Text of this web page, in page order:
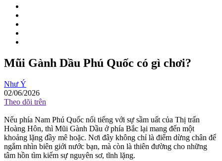
Mũi Gành Dầu Phú Quốc có gì chơi?
Như Ý
02/06/2026
Theo dõi trên
Nếu phía Nam Phú Quốc nổi tiếng với sự sầm uất của Thị trấn
Hoàng Hôn, thì Mũi Gành Dầu ở phía Bắc lại mang đến một
khoảng lặng đầy mê hoặc. Nơi đây không chỉ là điểm dừng chân để
ngắm nhìn biên giới nước bạn, mà còn là thiên đường cho những
tâm hồn tìm kiếm sự nguyên sơ, tĩnh lặng.